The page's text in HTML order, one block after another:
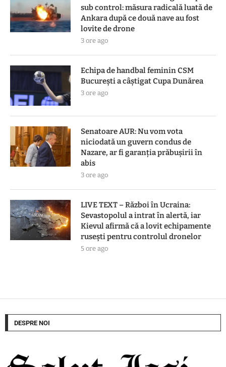
sub control: măsura radicală luată de
Ankara după ce două nave au fost
lovite de drone
3 ore ago
Echipa de handbal feminin CSM
Bucureşti a câştigat Cupa Dunărea
3 ore ago
Senatoare AUR: Nu vom vota
niciodată un guvern condus de
Nazare, ar fi garanția prăbușirii în
abis
3 ore ago
LIVE TEXT – Război în Ucraina:
Sevastopolul a intrat în alertă, iar
Kievul afirmă că a lovit echipamente
rusești pentru controlul dronelor
5 ore ago
DESPRE NOI